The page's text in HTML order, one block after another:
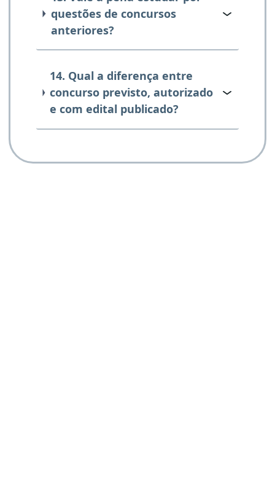
questões de concursos
anteriores?
14. Qual a diferença entre
concurso previsto, autorizado
e com edital publicado?